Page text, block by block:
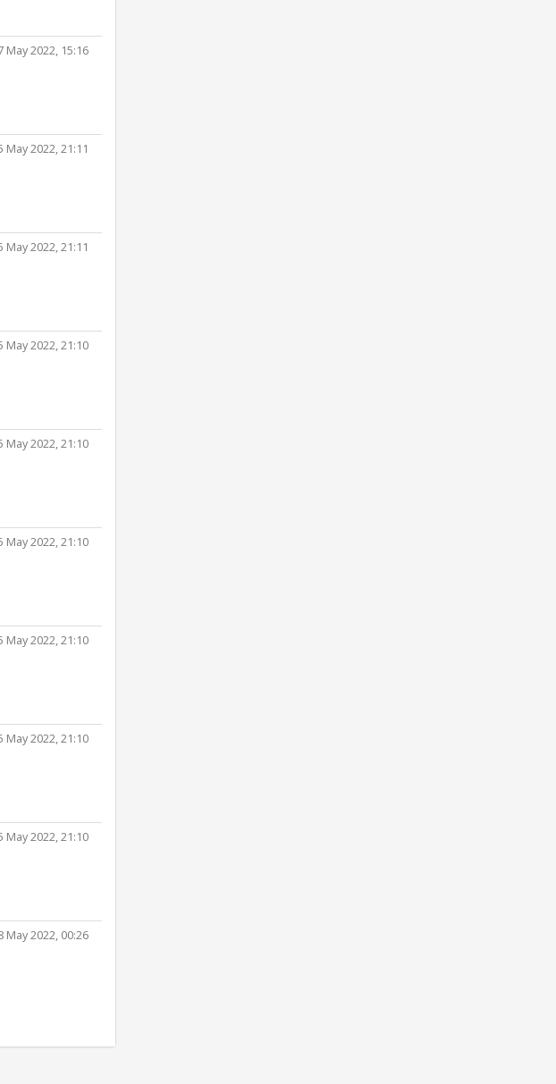
May 2022, 15:16
May 2022, 21:11
May 2022, 21:11
May 2022, 21:10
May 2022, 21:10
May 2022, 21:10
May 2022, 21:10
May 2022, 21:10
May 2022, 21:10
May 2022, 00:26